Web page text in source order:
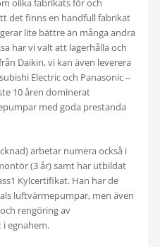
olika fabrikats för och
det finns en handfull fabrikat
lite bättre än många andra
har vi valt att lagerhålla och
Daikin, vi kan även leverera
Electric och Panasonic –
10 åren dominerat
med goda prestanda
arbetar numera också i
(3 år) samt har utbildat
Kylcertifikat. Han har de
luftvärmepumpar, men även
rengöring av
egnahem.